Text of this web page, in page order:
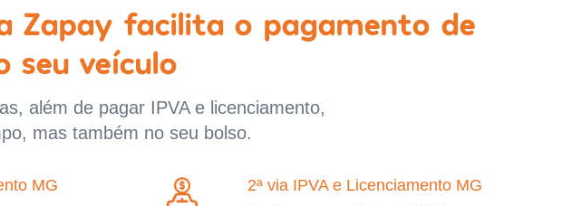
Zapay facilita o pagamento de
seu veículo
além de pagar IPVA e licenciamento,
mas também no seu bolso.
MG
2ª via IPVA e Licenciamento MG